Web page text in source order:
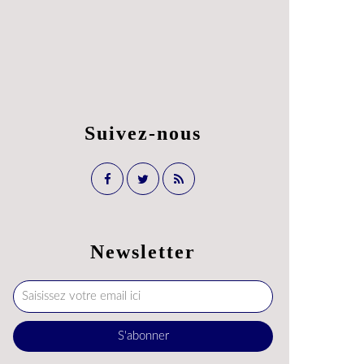
Newsletter
Suivez-nous